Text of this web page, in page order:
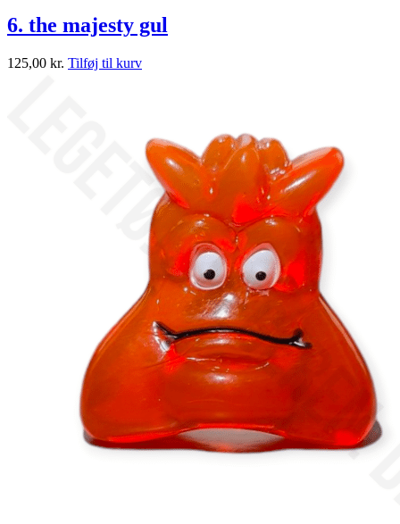
6. the majesty gul
125,00 kr. Tilføj til kurv